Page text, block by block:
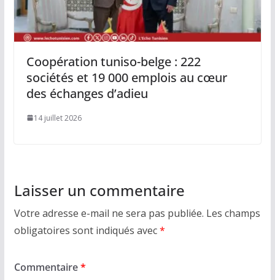
Coopération tuniso-belge : 222
sociétés et 19 000 emplois au cœur
des échanges d’adieu
14 juillet 2026
Laisser un commentaire
Votre adresse e-mail ne sera pas publiée. Les champs
obligatoires sont indiqués avec*
Commentaire*